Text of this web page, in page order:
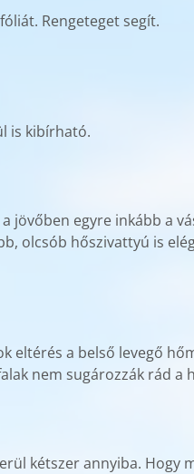
Rengeteget segít.
is kibírható.
egyre inkább a
olcsób hőszivattyú is
eltérés a belső levegő
nem sugározzák rád a
kétszer annyiba. Hogy